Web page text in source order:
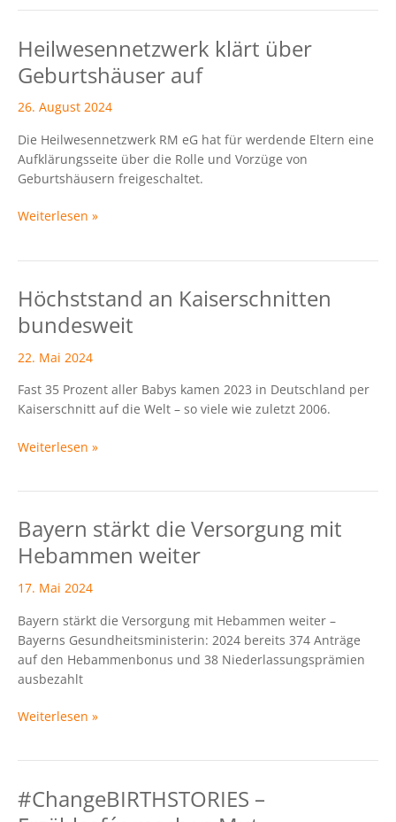
Heilwesennetzwerk klärt über
Geburtshäuser auf
26. August 2024
Die Heilwesennetzwerk RM eG hat für werdende Eltern eine
Aufklärungsseite über die Rolle und Vorzüge von
Geburtshäusern freigeschaltet.
Heilwesennetzwerk
über
Geburtshäuser
Weiterlesen »
Höchststand an Kaiserschnitten
bundesweit
22. Mai 2024
Fast 35 Prozent aller Babys kamen 2023 in Deutschland per
Kaiserschnitt auf die Welt – so viele wie zuletzt 2006.
Höchststand
an
Kaiserschnitten
bundesweit
Weiterlesen »
Bayern stärkt die Versorgung mit
Hebammen weiter
17. Mai 2024
Bayern stärkt die Versorgung mit Hebammen weiter –
Bayerns Gesundheitsministerin: 2024 bereits 374 Anträge
auf den Hebammenbonus und 38 Niederlassungsprämien
ausbezahlt
Bayern
stärkt
die
Versorgung
Hebammen
weiter
Weiterlesen »
#ChangeBIRTHSTORIES –
#ChangeBIRTHSTORIES